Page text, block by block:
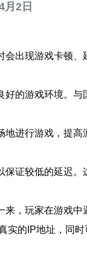
月2日
出现游戏卡顿
的游戏环境。
进行游戏，提高
证较低的延迟
，玩家在游戏中
的IP地址，同